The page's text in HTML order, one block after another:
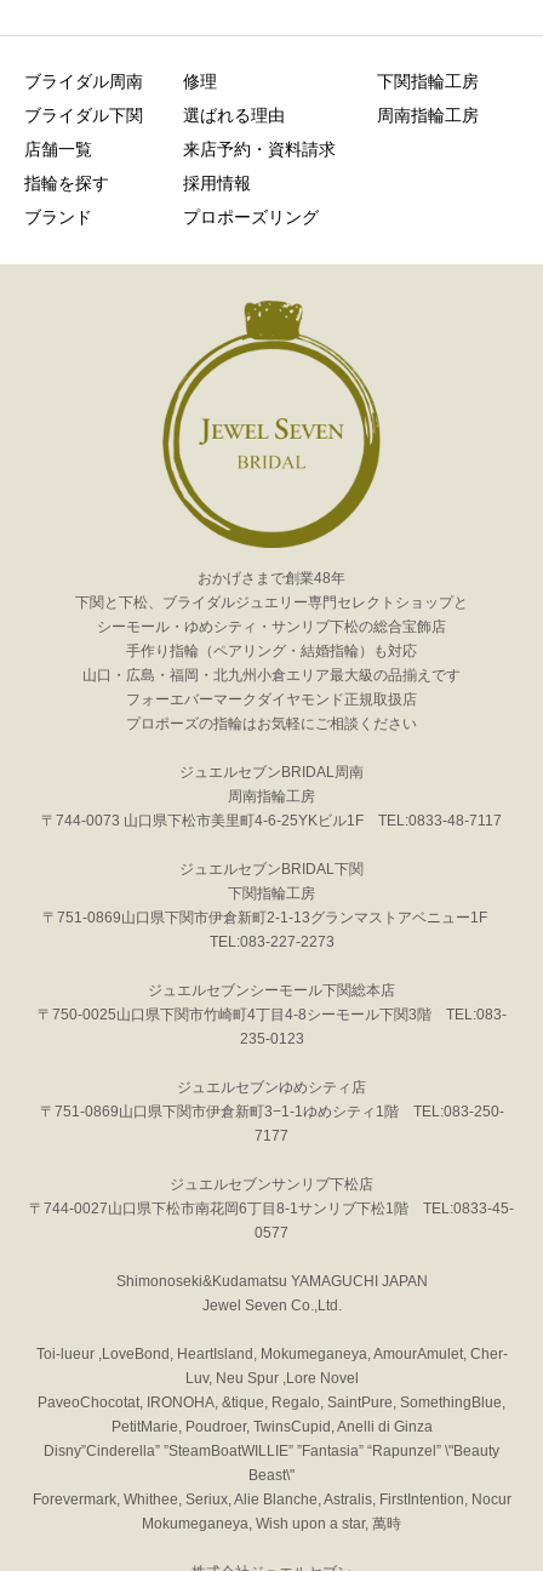
ブライダル周南
ブライダル下関
店舗一覧
指輪を探す
ブランド
修理
選ばれる理由
来店予約・資料請求
採用情報
プロポーズリング
下関指輪工房
周南指輪工房
おかげさまで創業48年
下関と下松、ブライダルジュエリー専門セレクトショップと
シーモール・ゆめシティ・サンリブ下松の総合宝飾店
手作り指輪（ペアリング・結婚指輪）も対応
山口・広島・福岡・北九州小倉エリア最大級の品揃えです
フォーエバーマークダイヤモンド正規取扱店
プロポーズの指輪はお気軽にご相談ください
ジュエルセブンBRIDAL周南
周南指輪工房
〒744-0073 山口県下松市美里町4-6-25YKビル1F TEL:0833-48-7117
ジュエルセブンBRIDAL下関
下関指輪工房
〒751-0869山口県下関市伊倉新町2-1-13グランマストアベニュー1F
TEL:083-227-2273
ジュエルセブンシーモール下関総本店
〒750-0025山口県下関市竹崎町4丁目4-8シーモール下関3階 TEL:083-
235-0123
ジュエルセブンゆめシティ店
〒751-0869山口県下関市伊倉新町3−1-1ゆめシティ1階 TEL:083-250-
7177
ジュエルセブンサンリブ下松店
〒744-0027山口県下松市南花岡6丁目8-1サンリブ下松1階 TEL:0833-45-
0577
Shimonoseki&Kudamatsu YAMAGUCHI JAPAN
Jewel Seven Co.,Ltd.
Toi-lueur ,LoveBond, HeartIsland, Mokumeganeya, AmourAmulet, Cher-
Luv, Neu Spur ,Lore Novel
PaveoChocotat, IRONOHA, &tique, Regalo, SaintPure, SomethingBlue,
PetitMarie, Poudroer, TwinsCupid, Anelli di Ginza
Disny”Cinderella” ”SteamBoatWILLIE” ”Fantasia” “Rapunzel” \"Beauty
Beast\"
Forevermark, Whithee, Seriux, Alie Blanche, Astralis, FirstIntention, Nocur
Mokumeganeya, Wish upon a star, 萬時